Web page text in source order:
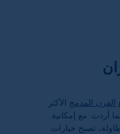
الفرن المدمج
الأكثر
أردت. مع إمكانية
تصبح خيارات